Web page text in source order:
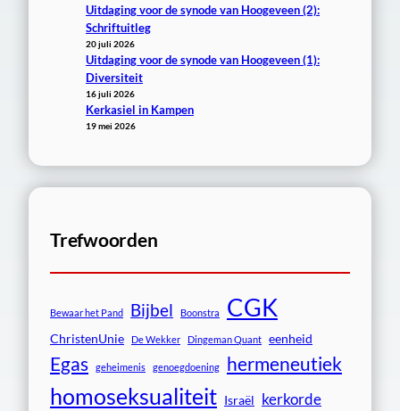
Uitdaging voor de synode van Hoogeveen (2):
Schriftuitleg
20 juli 2026
Uitdaging voor de synode van Hoogeveen (1):
Diversiteit
16 juli 2026
Kerkasiel in Kampen
19 mei 2026
Trefwoorden
Bewaar het Pand Bijbel Boonstra CGK
ChristenUnie De Wekker Dingeman Quant eenheid
Egas geheimenis genoegdoening hermeneutiek
homoseksualiteit Israël kerkorde